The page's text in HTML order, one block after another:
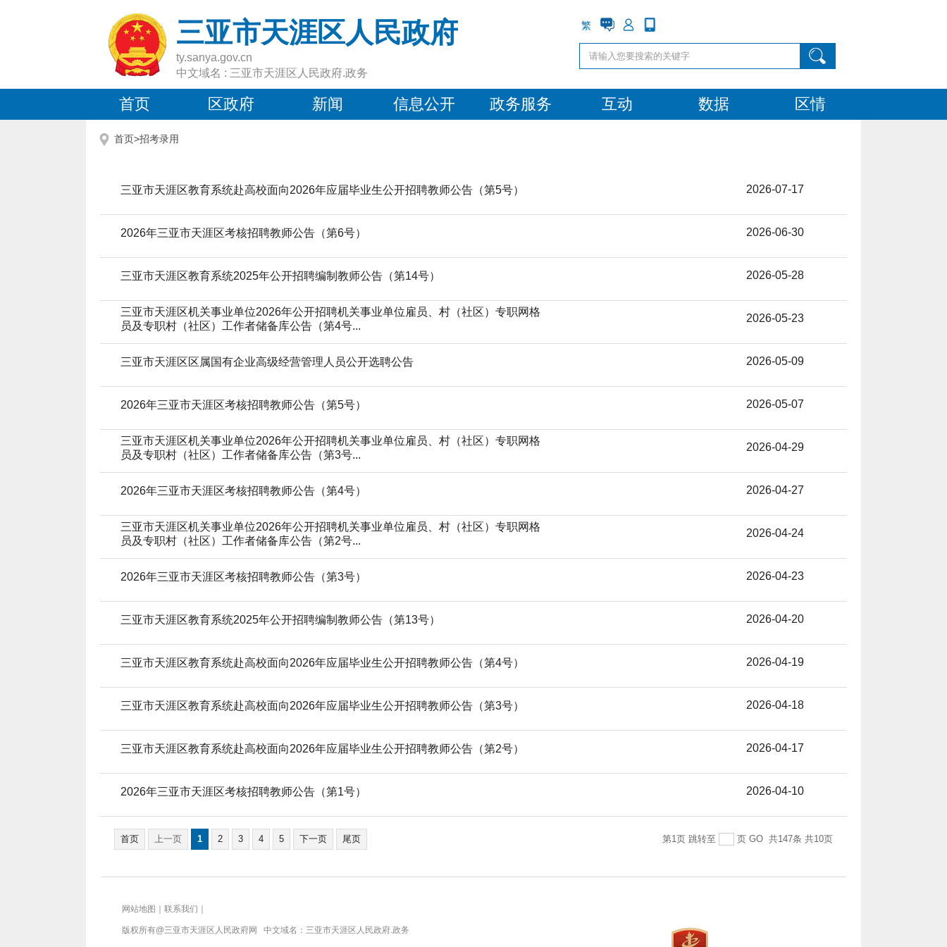
三亚市天涯区人民政府
ty.sanya.gov.cn
中文域名 : 三亚市天涯区人民政府.政务
繁
首页 区政府 新闻 信息公开 政务服务 互动 数据 区情
首页>招考录用
三亚市天涯区教育系统赴高校面向2026年应届毕业生公开招聘教师公告（第5号） 2026-07-17
2026年三亚市天涯区考核招聘教师公告（第6号） 2026-06-30
三亚市天涯区教育系统2025年公开招聘编制教师公告（第14号） 2026-05-28
三亚市天涯区机关事业单位2026年公开招聘机关事业单位雇员、村（社区）专职网格
员及专职村（社区）工作者储备库公告（第4号...
2026-05-23
三亚市天涯区区属国有企业高级经营管理人员公开选聘公告 2026-05-09
2026年三亚市天涯区考核招聘教师公告（第5号） 2026-05-07
三亚市天涯区机关事业单位2026年公开招聘机关事业单位雇员、村（社区）专职网格
员及专职村（社区）工作者储备库公告（第3号...
2026-04-29
2026年三亚市天涯区考核招聘教师公告（第4号） 2026-04-27
三亚市天涯区机关事业单位2026年公开招聘机关事业单位雇员、村（社区）专职网格
员及专职村（社区）工作者储备库公告（第2号...
2026-04-24
2026年三亚市天涯区考核招聘教师公告（第3号） 2026-04-23
三亚市天涯区教育系统2025年公开招聘编制教师公告（第13号） 2026-04-20
三亚市天涯区教育系统赴高校面向2026年应届毕业生公开招聘教师公告（第4号） 2026-04-19
三亚市天涯区教育系统赴高校面向2026年应届毕业生公开招聘教师公告（第3号） 2026-04-18
三亚市天涯区教育系统赴高校面向2026年应届毕业生公开招聘教师公告（第2号） 2026-04-17
2026年三亚市天涯区考核招聘教师公告（第1号） 2026-04-10
首页 上一页 1 2 3 4 5 下一页 尾页 共10页
共147条
跳转至 页 GO
第1页
网站地图 联系我们
版权所有@三亚市天涯区人民政府网 中文域名： 三亚市天涯区人民政府.政务